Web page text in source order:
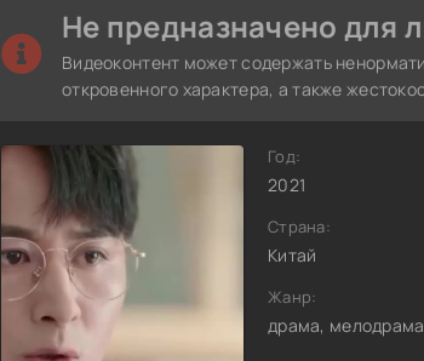
Не предназначено для
Видеоконтент может содержать
откровенного характера, а также
Год:
2021
Страна:
Китай
Жанр:
драма,